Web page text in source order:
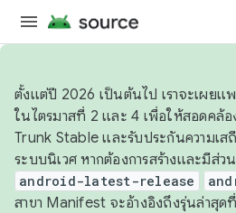
ตั้งแต่ปี 2026 เป็นต้นไป เราจะเผยแ
ในไตรมาสที่ 2 และ 4 เพื่อให้สอดคล้
Trunk Stable และรับประกันความเ
ระบบนิเวศ หากต้องการสร้างและมีส่ว
android-latest-release
สาขา Manifest จะอ้างอิงถึงรุ่นล่าสุด